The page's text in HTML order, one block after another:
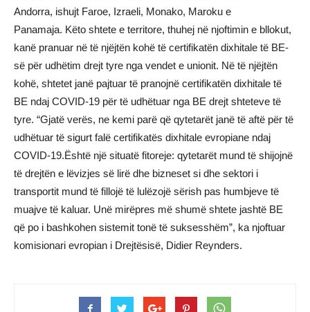
Andorra, ishujt Faroe, Izraeli, Monako, Maroku e
Panamaja. Këto shtete e territore, thuhej në njoftimin e bllokut,
kanë pranuar në të njëjtën kohë të certifikatën dixhitale të BE-
së për udhëtim drejt tyre nga vendet e unionit. Në të njëjtën
kohë, shtetet janë pajtuar të pranojnë certifikatën dixhitale të
BE ndaj COVID-19 për të udhëtuar nga BE drejt shteteve të
tyre. “Gjatë verës, ne kemi parë që qytetarët janë të aftë për të
udhëtuar të sigurt falë certifikatës dixhitale evropiane ndaj
COVID-19.Është një situatë fitoreje: qytetarët mund të shijojnë
të drejtën e lëvizjes së lirë dhe bizneset si dhe sektori i
transportit mund të fillojë të lulëzojë sërish pas humbjeve të
muajve të kaluar. Unë mirëpres më shumë shtete jashtë BE
që po i bashkohen sistemit tonë të suksesshëm”, ka njoftuar
komisionari evropian i Drejtësisë, Didier Reynders.